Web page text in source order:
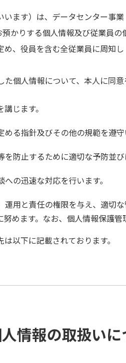
ます）は、データセンター事
かりする個人情報及び従業員
、役員を含む全従業員に周知し
個人情報について、本人に同
じます。
る指針及びその他の規範を遵守
防止するために適切な予防並び
の迅速な対応を行います。
用と責任の権限を与え、適切
めます。なお、個人情報保護管
以下に記載されております。
情報の取扱いに